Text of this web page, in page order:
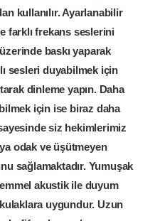
kullanılır. Ayarlanabilir
farklı frekans seslerini
baskı yaparak
sesleri duyabilmek için
dinleme yapın. Daha
için ise biraz daha
siz hekimlerimiz
odak ve üşütmeyen
sağlamaktadır. Yumuşak
akustik ile duyum
uygundur. Uzun